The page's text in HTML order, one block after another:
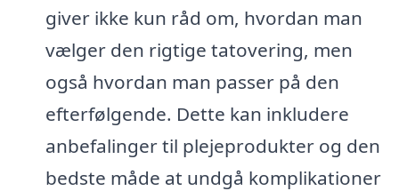
giver ikke kun råd om, hvordan man
vælger den rigtige tatovering, men
også hvordan man passer på den
efterfølgende. Dette kan inkludere
anbefalinger til plejeprodukter og den
bedste måde at undgå komplikationer